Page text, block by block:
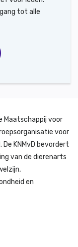
tot alle
Maatschappij voor
voor
KNMvD bevordert
van de dierenarts
en